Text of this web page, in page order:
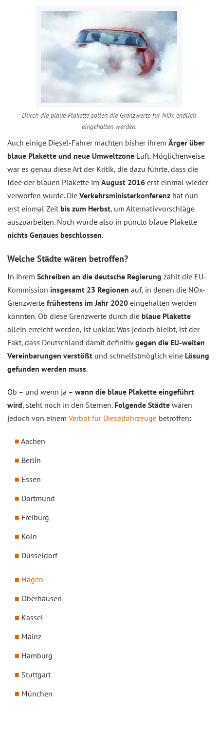
Durch die blaue Plakette sollen die Grenzwerte für NOx endlich
eingehalten werden.
Auch einige Diesel-Fahrer machten bisher ihrem Ärger über
blaue Plakette und neue Umweltzone Luft. Möglicherweise
war es genau diese Art der Kritik, die dazu führte, dass die
Idee der blauen Plakette im August 2016 erst einmal wieder
verworfen wurde. Die Verkehrsminister­konferenz hat nun
erst einmal Zeit bis zum Herbst, um Alternativvorschläge
auszuarbeiten. Noch wurde also in puncto blaue Plakette
nichts Genaues beschlossen.
Welche Städte wären betroffen?
In ihrem Schreiben an die deutsche Regierung zählt die EU-
Kommission insgesamt 23 Regionen auf, in denen die NOx-
Grenzwerte frühestens im Jahr 2020 eingehalten werden
könnten. Ob diese Grenzwerte durch die blaue Plakette
allein erreicht werden, ist unklar. Was jedoch bleibt, ist der
Fakt, dass Deutschland damit definitivgegen die EU-weiten
Vereinbarungen verstößt und schnellstmöglich eine Lösung
gefunden werden muss.
Ob – und wenn ja – wann die blaue Plakette eingeführt
wird, steht noch in den Sternen. Folgende Städte wären
jedoch von einem Verbot für Dieselfahrzeuge betroffen:
Aachen
Berlin
Essen
Dortmund
Freiburg
Köln
Düsseldorf
Hagen
Oberhausen
Kassel
Mainz
Hamburg
Stuttgart
München